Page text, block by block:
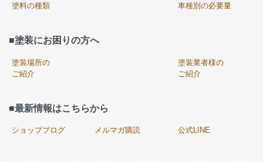
塗料の種類 車種別の必要量
■塗装にお困りの方へ
塗装場所の
ご紹介
塗装業者様の
ご紹介
■最新情報はこちらから
ショップブログ メルマガ購読 公式LINE